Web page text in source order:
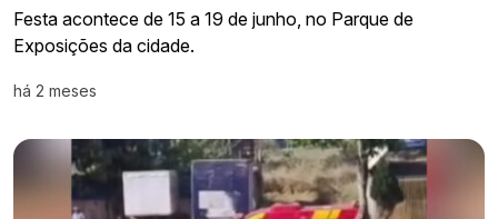
Festa acontece de 15 a 19 de junho, no Parque de
Exposições da cidade.
há 2 meses